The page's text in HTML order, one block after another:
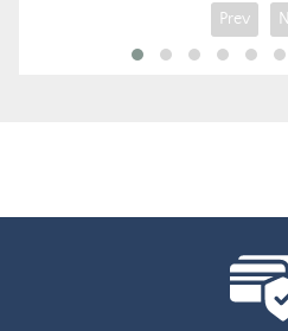
Prev